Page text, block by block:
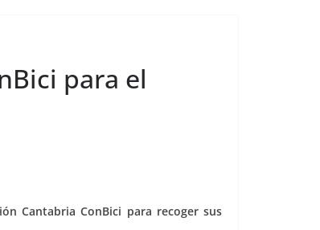
para el
Cantabria ConBici para recoger sus